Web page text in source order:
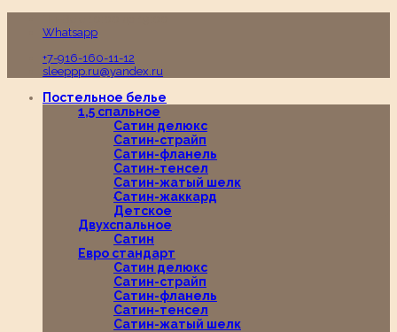
Whatsapp
+7-916-160-11-12
sleeppp.ru@yandex.ru
Постельное белье
1,5 спальное
Сатин делюкс
Сатин-страйп
Сатин-фланель
Сатин-тенсел
Сатин-жатый шелк
Сатин-жаккард
Детское
Двухспальное
Сатин
Евро стандарт
Сатин делюкс
Сатин-страйп
Сатин-фланель
Сатин-тенсел
Сатин-жатый шелк